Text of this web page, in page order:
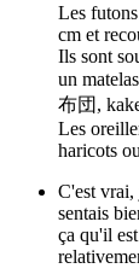
Les
cm et
Ils sont
un
布団,
Les
haricots
C'est
sentais
ça qu'il